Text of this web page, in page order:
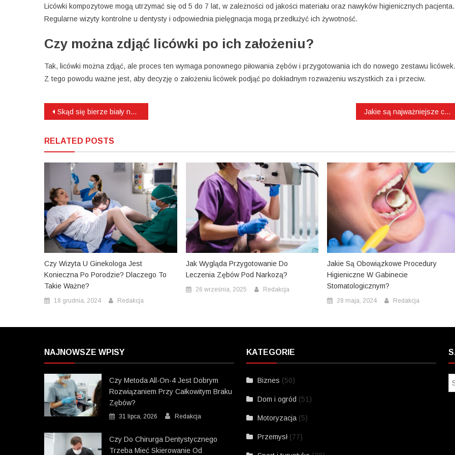
Licówki kompozytowe mogą utrzymać się od 5 do 7 lat, w zależności od jakości materiału oraz nawyków higienicznych pacjenta.
Regularne wizyty kontrolne u dentysty i odpowiednia pielęgnacja mogą przedłużyć ich żywotność.
Czy można zdjąć licówki po ich założeniu?
Tak, licówki można zdjąć, ale proces ten wymaga ponownego piłowania zębów i przygotowania ich do nowego zestawu licówek.
Z tego powodu ważne jest, aby decyzję o założeniu licówek podjąć po dokładnym rozważeniu wszystkich za i przeciw.
Nawigacja
Skąd się bierze biały nalot na zębach przy dziąsłach? Jakie są najważniejsze cechy dobrego uchwytu samochodowego?
RELATED POSTS
Czy Wizyta U Ginekologa Jest
Konieczna Po Porodzie? Dlaczego To
Takie Ważne?
18 grudnia, 2024 Redakcja
Jak Wygląda Przygotowanie Do
Leczenia Zębów Pod Narkozą?
26 września, 2025 Redakcja
Jakie Są Obowiązkowe Procedury
Higieniczne W Gabinecie
Stomatologicznym?
28 maja, 2024 Redakcja
NAJNOWSZE WPISY
Czy Metoda All-On-4 Jest Dobrym
Rozwiązaniem Przy Całkowitym Braku
Zębów?
31 lipca, 2026 Redakcja
Czy Do Chirurga Dentystycznego
Trzeba Mieć Skierowanie Od
KATEGORIE
Biznes (50)
Dom i ogród (51)
Motoryzacja (5)
Przemysł (77)